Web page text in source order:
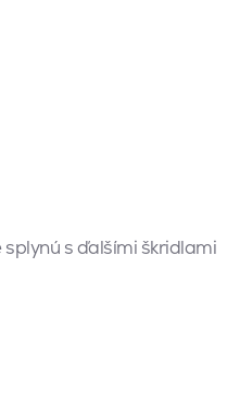
s ďalšími škridlami